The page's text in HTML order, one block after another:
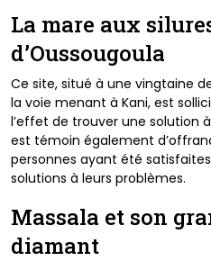
La mare aux silures sacrés
d’Oussougoula
Ce site, situé à une vingtaine
la voie menant à Kani, est
l’effet de trouver une solution
est témoin également
personnes ayant été
solutions à leurs problèmes.
Massala et son granite, Bobi et son
diamant